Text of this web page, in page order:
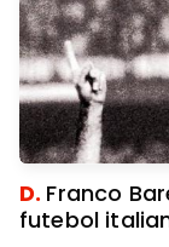
D. Franco
futebol